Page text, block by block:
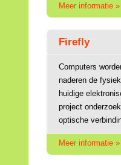
Meer informatie »
Firefly
Computers
naderen de
huidige
project
optische
Meer informatie »